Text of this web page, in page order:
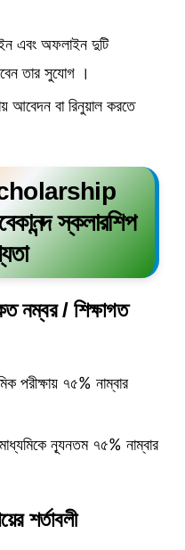
এবং অফলাইন দুটি
তার সুযোগ ।
আবেদন বা রিনুয়াল করতে
স্কলারশিপ
কত নম্বর / শিক্ষাগত
পরীক্ষায় ৭৫% নাম্বার
ন্যূনতম ৭৫% নাম্বার
শর্তাবলী